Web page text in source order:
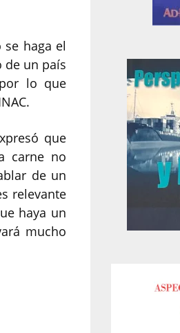
se haga el
de un país
lo que
que
carne no
de un
relevante
haya un
mucho